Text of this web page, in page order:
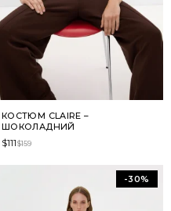
КОСТЮМ CLAIRE –
ШОКОЛАДНИЙ
$159
$111
-30%